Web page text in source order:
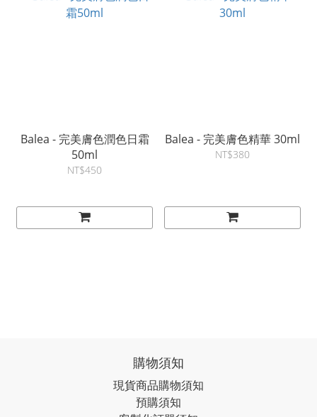
Balea - 完美膚色潤色日霜
50ml
NT$450
Balea - 完美膚色精華 30ml
NT$380
購物須知
現貨商品購物須知
預購須知